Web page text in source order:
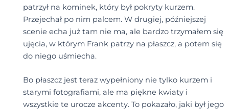
patrzył na kominek, który był pokryty kurzem.
Przejechał po nim palcem. W drugiej, późniejszej
scenie echa już tam nie ma, ale bardzo trzymałem się
ujęcia, w którym Frank patrzy na płaszcz, a potem się
do niego uśmiecha.
Bo płaszcz jest teraz wypełniony nie tylko kurzem i
starymi fotografiami, ale ma piękne kwiaty i
wszystkie te urocze akcenty. To pokazało, jaki był jego